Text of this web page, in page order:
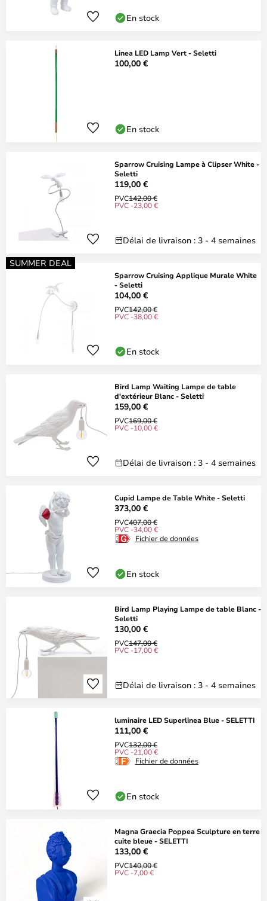
En stock
Linea LED Lamp Vert - Seletti
100,00 €
En stock
Sparrow Cruising Lampe à Clipser White -
Seletti
119,00 €
PVC142,00 €
PVC -23,00 €
Délai de livraison : 3 - 4 semaines
SUMMER DEAL
Sparrow Cruising Applique Murale White
- Seletti
104,00 €
PVC142,00 €
PVC -38,00 €
En stock
Bird Lamp Waiting Lampe de table
d'extérieur Blanc - Seletti
159,00 €
PVC169,00 €
PVC -10,00 €
Délai de livraison : 3 - 4 semaines
Cupid Lampe de Table White - Seletti
373,00 €
PVC407,00 €
PVC -34,00 €
Fichier de données
En stock
Bird Lamp Playing Lampe de table Blanc -
Seletti
130,00 €
PVC147,00 €
PVC -17,00 €
Délai de livraison : 3 - 4 semaines
luminaire LED Superlinea Blue - SELETTI
111,00 €
PVC132,00 €
PVC -21,00 €
Fichier de données
En stock
Magna Graecia Poppea Sculpture en terre
cuite bleue - SELETTI
133,00 €
PVC140,00 €
PVC -7,00 €